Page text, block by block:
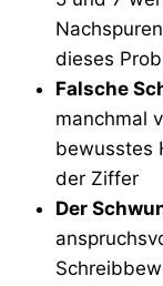
dieses
Falsche
manchmal
bewusstes
der Ziffer
Der